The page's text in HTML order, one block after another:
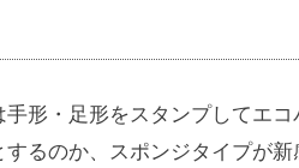
形・足形をスタンプしてエ
るのか、スポンジタイプが新